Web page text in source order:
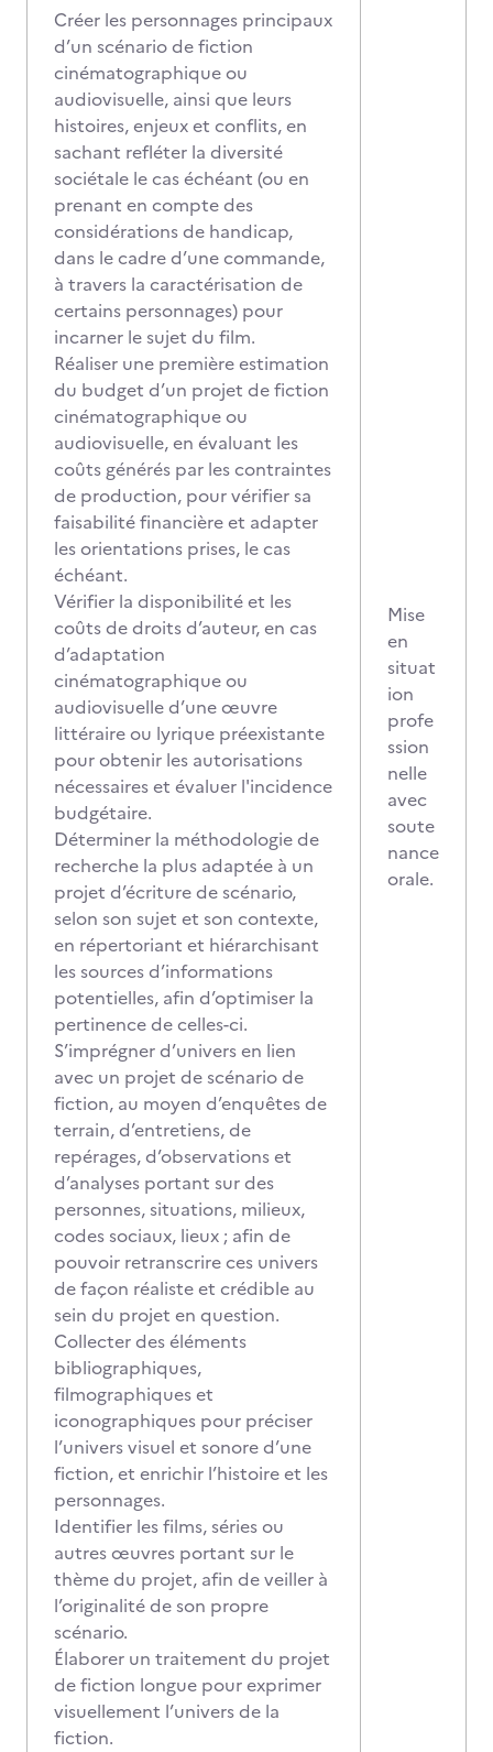
Créer les personnages principaux
d’un scénario de fiction
cinématographique ou
audiovisuelle, ainsi que leurs
histoires, enjeux et conflits, en
sachant refléter la diversité
sociétale le cas échéant (ou en
prenant en compte des
considérations de handicap,
dans le cadre d’une commande,
à travers la caractérisation de
certains personnages) pour
incarner le sujet du film.
Réaliser une première estimation
du budget d’un projet de fiction
cinématographique ou
audiovisuelle, en évaluant les
coûts générés par les contraintes
de production, pour vérifier sa
faisabilité financière et adapter
les orientations prises, le cas
échéant.
Vérifier la disponibilité et les
coûts de droits d’auteur, en cas
d’adaptation
cinématographique ou
audiovisuelle d’une œuvre
littéraire ou lyrique préexistante
pour obtenir les autorisations
nécessaires et évaluer l'incidence
budgétaire.
Déterminer la méthodologie de
recherche la plus adaptée à un
projet d’écriture de scénario,
selon son sujet et son contexte,
en répertoriant et hiérarchisant
les sources d’informations
potentielles, afin d’optimiser la
pertinence de celles-ci.
S’imprégner d’univers en lien
avec un projet de scénario de
fiction, au moyen d’enquêtes de
terrain, d’entretiens, de
repérages, d’observations et
d’analyses portant sur des
personnes, situations, milieux,
codes sociaux, lieux ; afin de
pouvoir retranscrire ces univers
de façon réaliste et crédible au
sein du projet en question.
Collecter des éléments
bibliographiques,
filmographiques et
iconographiques pour préciser
l’univers visuel et sonore d’une
fiction, et enrichir l’histoire et les
personnages.
Identifier les films, séries ou
autres œuvres portant sur le
thème du projet, afin de veiller à
l’originalité de son propre
scénario.
Élaborer un traitement du projet
de fiction longue pour exprimer
visuellement l’univers de la
fiction.
Mise
en
situat
ion
profe
ssion
nelle
avec
soute
nance
orale.